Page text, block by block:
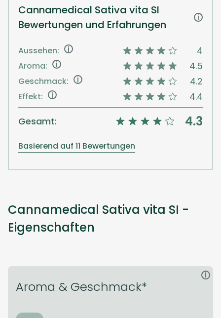
Cannamedical Sativa vita SI
Bewertungen und Erfahrungen
i
Aussehen: i 4
Aroma: i 4.5
Geschmack: i 4.2
Effekt: i
4.4
Gesamt:
4.3
Basierend auf 11 Bewertungen
Cannamedical Sativa vita SI -
Eigenschaften
Aroma & Geschmack*
i